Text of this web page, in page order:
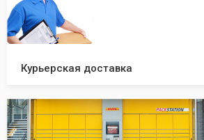
Курьерская доставка